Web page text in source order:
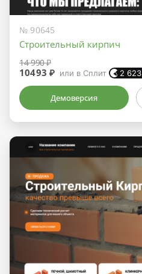
№ 90645
Строительный кирпич
14 990 ₽
10493 ₽ или в Сплит 2 623
Демоверсия